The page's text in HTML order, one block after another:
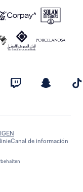
Canal de información